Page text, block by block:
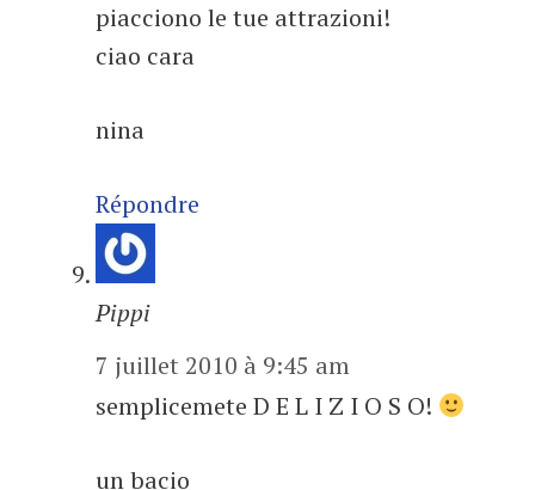
piacciono le tue attrazioni!
ciao cara
nina
Répondre
Pippi
7 juillet 2010 à 9:45 am
semplicemete D E L I Z I O S O!
un bacio